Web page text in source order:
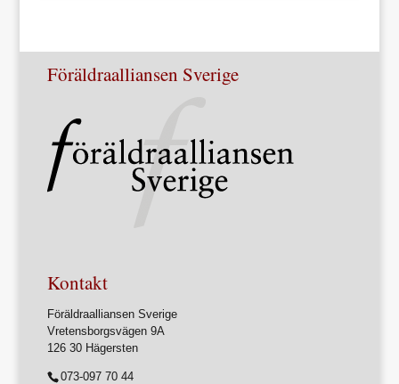
Föräldraalliansen Sverige
Kontakt
Föräldraalliansen Sverige
Vretensborgsvägen 9A
126 30 Hägersten
073-097 70 44